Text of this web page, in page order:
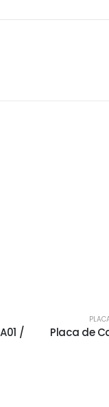
/ Placa de